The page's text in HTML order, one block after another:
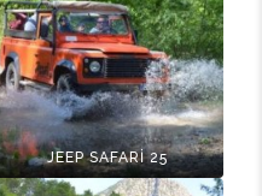
JEEP SAFARİ 25